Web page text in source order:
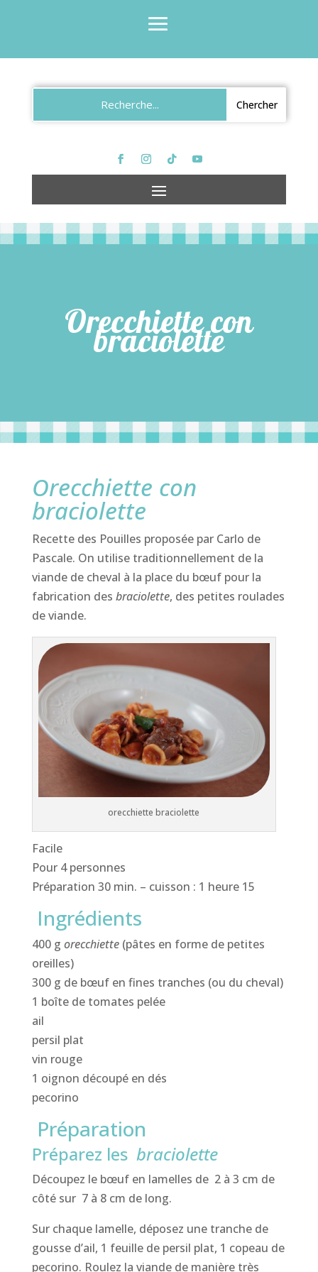
Orecchiette con
braciolette
Orecchiette con
braciolette
Recette des Pouilles proposée par Carlo de
Pascale. On utilise traditionnellement de la
viande de cheval à la place du bœuf pour la
fabrication des braciolette, des petites roulades
de viande.
orecchiette braciolette
Facile
Pour 4 personnes
Préparation 30 min. – cuisson : 1 heure 15
Ingrédients
400 g orecchiette(pâtes en forme de petites
oreilles)
300 g de bœuf en fines tranches (ou du cheval)
1 boîte de tomates pelée
ail
persil plat
vin rouge
1 oignon découpé en dés
pecorino
Préparation
Préparez les braciolette
Découpez le bœuf en lamelles de 2 à 3 cm de
côté sur 7 à 8 cm de long.
Sur chaque lamelle, déposez une tranche de
gousse d’ail, 1 feuille de persil plat, 1 copeau de
pecorino. Roulez la viande de manière très